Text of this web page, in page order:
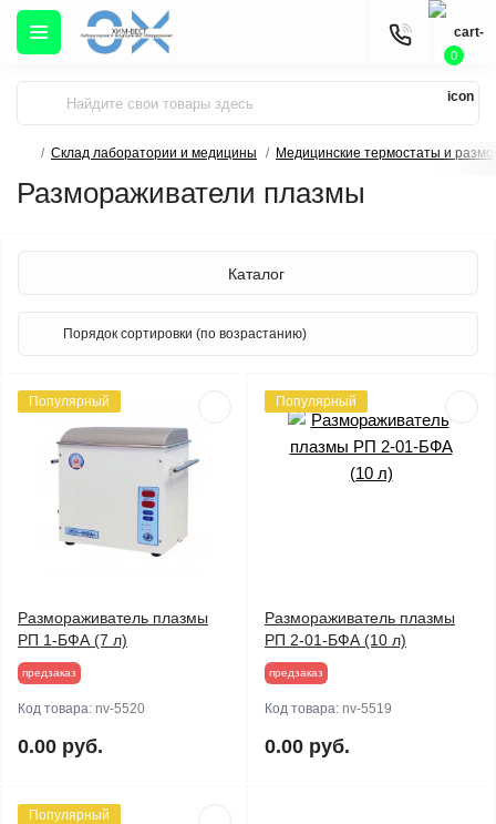
0
Склад лаборатории и медицины Медицинские термостаты и
Размораживатели плазмы
Каталог
Популярный
Размораживатель плазмы
РП 1-БФА (7 л)
предзаказ
Код товара: nv-5520
0.00 руб.
Популярный
Размораживатель плазмы
РП 2-01-БФА (10 л)
предзаказ
Код товара: nv-5519
0.00 руб.
Популярный